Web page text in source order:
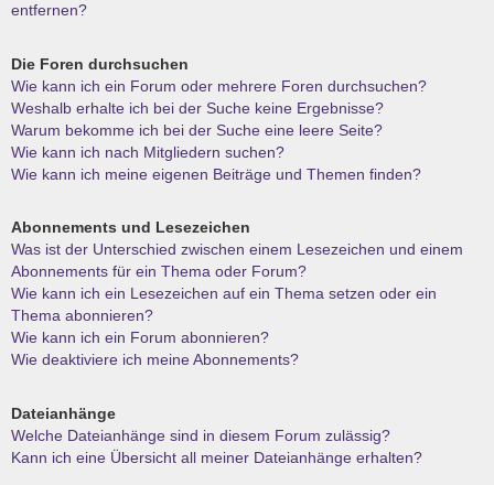
entfernen?
Die Foren durchsuchen
Wie kann ich ein Forum oder mehrere Foren durchsuchen?
Weshalb erhalte ich bei der Suche keine Ergebnisse?
Warum bekomme ich bei der Suche eine leere Seite?
Wie kann ich nach Mitgliedern suchen?
Wie kann ich meine eigenen Beiträge und Themen finden?
Abonnements und Lesezeichen
Was ist der Unterschied zwischen einem Lesezeichen und einem
Abonnements für ein Thema oder Forum?
Wie kann ich ein Lesezeichen auf ein Thema setzen oder ein
Thema abonnieren?
Wie kann ich ein Forum abonnieren?
Wie deaktiviere ich meine Abonnements?
Dateianhänge
Welche Dateianhänge sind in diesem Forum zulässig?
Kann ich eine Übersicht all meiner Dateianhänge erhalten?